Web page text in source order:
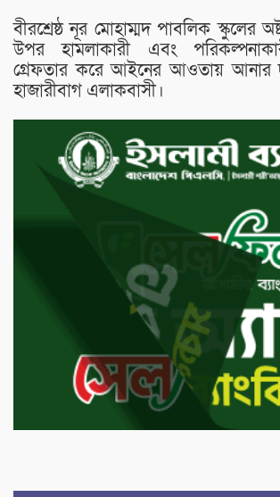
বীরশ্রেষ্ঠ নূর মোহাম্মদ পাবলিক স্কুলের
উপর হামলাকারী এবং
গ্রেফতার করে আইনের আওতায় আনার
হাজারীবাগ এলাকবাসী।